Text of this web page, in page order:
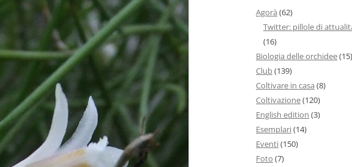
Agorà (62)
Twitter: pillole di
(16)
Biologia delle orchidee(15)
Club(139)
Coltivare in casa (8)
Coltivazione(120)
English edition (3)
Esemplari(14)
Eventi(150)
Foto (7)